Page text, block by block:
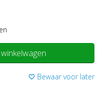
favorite_border Bewaar voor later